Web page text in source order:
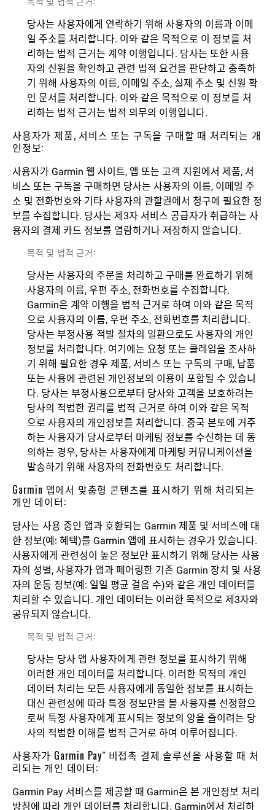
당사는 사용자에게 연락하기 위해 사용자의 이름과 이메
일 주소를 처리합니다. 이와 같은 목적으로 이 정보를 처
리하는 법적 근거는 계약 이행입니다. 당사는 또한 사용
자의 신원을 확인하고 관련 법적 요건을 판단하고 충족하
기 위해 사용자의 이름, 이메일 주소, 실제 주소 및 신원 확
인 문서를 처리합니다. 이와 같은 목적으로 이 정보를 처
리하는 법적 근거는 법적 의무의 이행입니다.
사용자가 제품, 서비스 또는 구독을 구매할 때 처리되는 개
인정보:
사용자가 Garmin 웹 사이트, 앱 또는 고객 지원에서 제품, 서
비스 또는 구독을 구매하면 당사는 사용자의 이름, 이메일 주
소 및 전화번호와 기타 사용자의 관할권에서 청구에 필요한 정
보를 수집합니다. 당사는 제3자 서비스 공급자가 취급하는 사
용자의 결제 카드 정보를 열람하거나 저장하지 않습니다.
목적 및 법적 근거:
당사는 사용자의 주문을 처리하고 구매를 완료하기 위해
사용자의 이름, 우편 주소, 전화번호를 수집합니다.
Garmin은 계약 이행을 법적 근거로 하여 이와 같은 목적
으로 사용자의 이름, 우편 주소, 전화번호를 처리합니다.
당사는 부정사용 적발 절차의 일환으로도 사용자의 개인
정보를 처리합니다. 여기에는 요청 또는 클레임을 조사하
기 위해 필요한 경우 제품, 서비스 또는 구독의 구매, 납품
또는 사용에 관련된 개인정보의 이용이 포함될 수 있습니
다. 당사는 부정사용으로부터 당사와 고객을 보호하려는
당사의 적법한 권리를 법적 근거로 하여 이와 같은 목적
으로 사용자의 개인정보를 처리합니다. 중국 본토에 거주
하는 사용자가 당사로부터 마케팅 정보를 수신하는 데 동
의하는 경우, 당사는 사용자에게 마케팅 커뮤니케이션을
발송하기 위해 사용자의 전화번호도 처리합니다.
Garmin 앱에서 맞춤형 콘텐츠를 표시하기 위해 처리되는
개인 데이터:
당사는 사용 중인 앱과 호환되는 Garmin 제품 및 서비스에 대
한 정보(예: 혜택)를 Garmin 앱에 표시하는 경우가 있습니다.
사용자에게 관련성이 높은 정보만 표시하기 위해 당사는 사용
자의 성별, 사용자가 앱과 페어링한 기존 Garmin 장치 및 사용
자의 운동 정보(예: 일일 평균 걸음 수)와 같은 개인 데이터를
처리할 수 있습니다. 개인 데이터는 이러한 목적으로 제3자와
공유되지 않습니다.
목적 및 법적 근거:
당사는 당사 앱 사용자에게 관련 정보를 표시하기 위해
이러한 개인 데이터를 처리합니다. 이러한 목적의 개인
데이터 처리는 모든 사용자에게 동일한 정보를 표시하는
대신 관련성에 따라 특정 정보만을 볼 사용자를 선정함으
로써 특정 사용자에게 표시되는 정보의 양을 줄이려는 당
사의 적법한 이해를 법적 근거로 하여 이루어집니다.
사용자가 Garmin Pay™ 비접촉 결제 솔루션을 사용할 때 처
리되는 개인 데이터:
Garmin Pay 서비스를 제공할 때 Garmin은 본 개인정보 처리
방침에 따라 개인 데이터를 처리합니다. Garmin에서 처리하